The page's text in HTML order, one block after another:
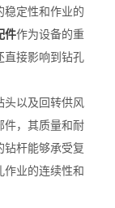
稳定性和作业的
件作为设备的重
直接影响到钻孔
以及回转供风
件，其质量和耐
钻杆能够承受复
作业的连续性和